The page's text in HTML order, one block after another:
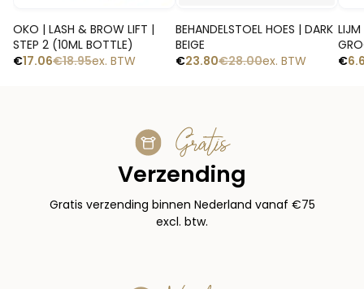
OKO | LASH & BROW LIFT |
STEP 2 (10ML BOTTLE)
€18.95
€17.06 ex. BTW
BEHANDELSTOEL HOES | DARK
BEIGE
€28.00
€23.80 ex. BTW
€
Gratis
Verzending
Gratis verzending binnen Nederland vanaf €75
excl. btw.